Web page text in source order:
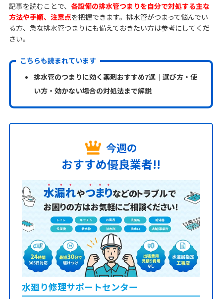
記事を読むことで、 各設備の排水管つまりを自分で対処する主な
方法や手順、注意点を把握できます。排水管がつまって悩んでい
る方、急な排水管つまりにも備えておきたい方は参考にしてくだ
さい。
こちらも読まれています
排水管のつまりに効く薬剤おすすめ7選｜選び方・使
い方・効かない場合の対処法まで解説
今週の
おすすめ優良業者!!
水廻り修理サポートセンター